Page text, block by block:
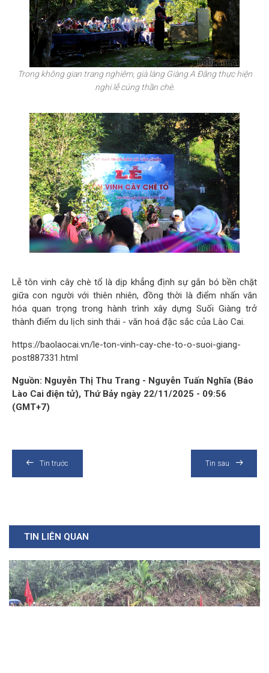
Trong không gian trang nghiêm, già làng Giàng A Đằng thực hiện
nghi lễ cúng thần chè.
Lễ tôn vinh cây chè tổ là dịp khẳng định sự gắn bó bền chặt
giữa con người với thiên nhiên, đồng thời là điểm nhấn văn
hóa quan trọng trong hành trình xây dựng Suối Giàng trở
thành điểm du lịch sinh thái - văn hoá đặc sắc của Lào Cai.
https://baolaocai.vn/le-ton-vinh-cay-che-to-o-suoi-giang-
post887331.html
Nguồn: Nguyễn Thị Thu Trang - Nguyễn Tuấn Nghĩa (Báo
Lào Cai điện tử), Thứ Bảy ngày 22/11/2025 - 09:56
(GMT+7)
Tin trước Tin sau
TIN LIÊN QUAN